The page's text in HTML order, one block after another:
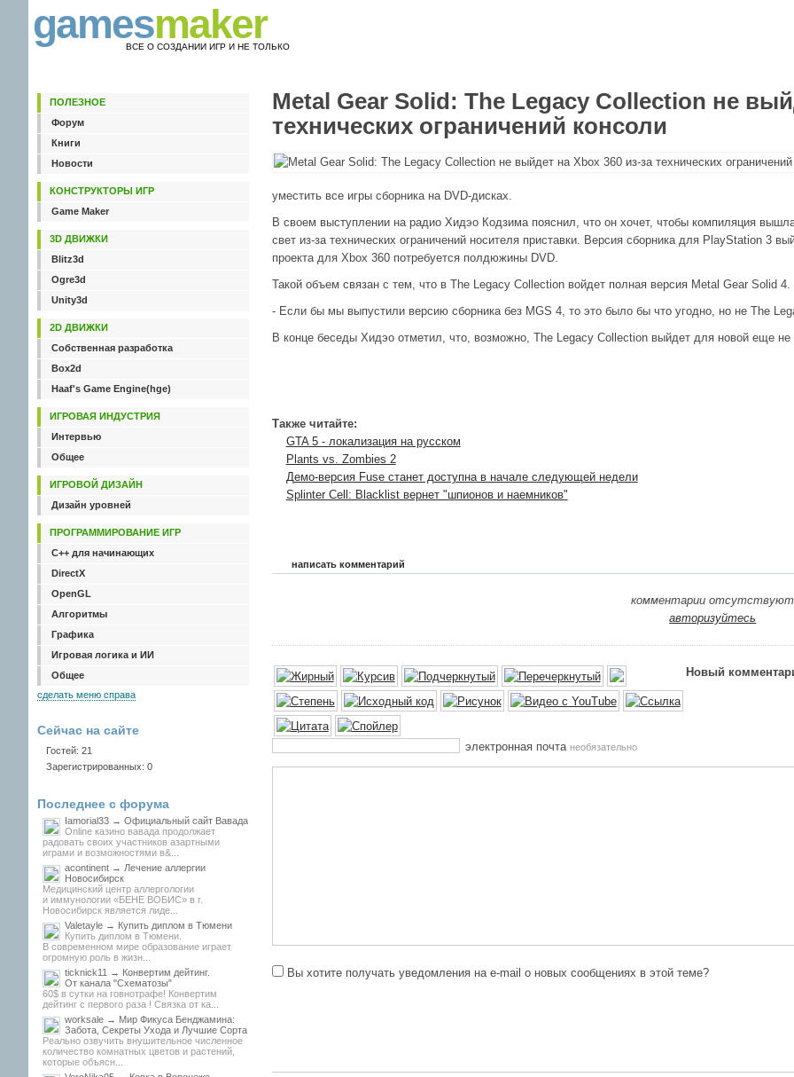
gamesmaker
ВСЕ О СОЗДАНИИ ИГР И НЕ ТОЛЬКО
Metal Gear Solid: The Legacy Collection не
технических ограничений консоли
уместить все игры сборника на DVD-дисках.
В своем выступлении на радио Хидэо Кодзима пояснил, что он хочет, чтобы компиляция
свет из-за технических ограничений носителя приставки. Версия сборника для PlayStation 3
проекта для Xbox 360 потребуется полдюжины DVD.
Такой объем связан с тем, что в The Legacy Collection войдет полная версия Metal Gear Solid
- Если бы мы выпустили версию сборника без MGS 4, то это было бы что угодно, но не The
В конце беседы Хидэо отметил, что, возможно, The Legacy Collection выйдет для новой еще не
Также читайте:
GTA 5 - локализация на русском
Plants vs. Zombies 2
Демо-версия Fuse станет доступна в начале следующей недели
Splinter Cell: Blacklist вернет "шпионов и наемников"
написать комментарий
комментарии отсутствуют
авторизуйтесь
Новый
электронная почта необязательно
Вы хотите получать уведомления на e-mail о новых сообщениях в этой теме?
ПОЛЕЗНОЕ
Форум
Книги
Новости
КОНСТРУКТОРЫ ИГР
Game Maker
3D ДВИЖКИ
Blitz3d
Ogre3d
Unity3d
2D ДВИЖКИ
Собственная разработка
Box2d
Haaf's Game Engine(hge)
ИГРОВАЯ ИНДУСТРИЯ
Интервью
Общее
ИГРОВОЙ ДИЗАЙН
Дизайн уровней
ПРОГРАММИРОВАНИЕ ИГР
C++ для начинающих
DirectX
OpenGL
Алгоритмы
Графика
Игровая логика и ИИ
Общее
сделать меню справа
Сейчас на сайте
Гостей: 21
Зарегистрированных: 0
Последнее с форума
Iamorial33 → Официальный сайт Вавада
Online казино вавада продолжает
радовать своих участников азартными
играми и возможностями в&...
acontinent → Лечение аллергии
Новосибирск
Медицинский центр аллергологии
и иммунологии «БЕНЕ ВОБИС» в г.
Новосибирск является лиде...
Valetayle → Купить диплом в Тюмени
Купить диплом в Тюмени.
В современном мире образование играет
огромную роль в жизн...
ticknick11 → Конвертим дейтинг.
От канала "Схематозы"
60$ в сутки на говнотрафе! Конвертим
дейтинг с первого раза ! Связка от ка...
worksale → Мир Фикуса Бенджамина:
Забота, Секреты Ухода и Лучшие Сорта
Реально озвучить внушительное численное
количество комнатных цветов и растений,
которые объясн...